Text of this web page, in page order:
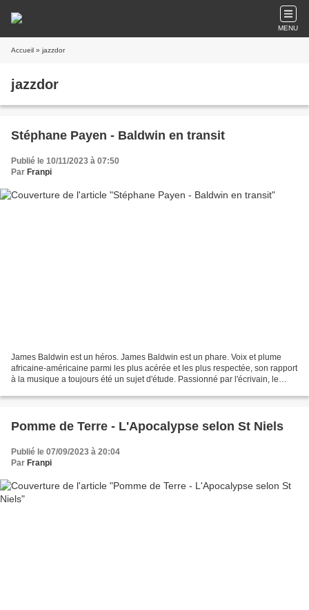
MENU
Accueil » jazzdor
jazzdor
Stéphane Payen - Baldwin en transit
Publié le 10/11/2023 à 07:50
Par Franpi
James Baldwin est un héros. James Baldwin est un phare. Voix et plume
africaine-américaine parmi les plus acérée et les plus respectée, son rapport
à la musique a toujours été un sujet d'étude. Passionné par l'écrivain, le
Pomme de Terre - L'Apocalypse selon St Niels
Publié le 07/09/2023 à 20:04
Par Franpi